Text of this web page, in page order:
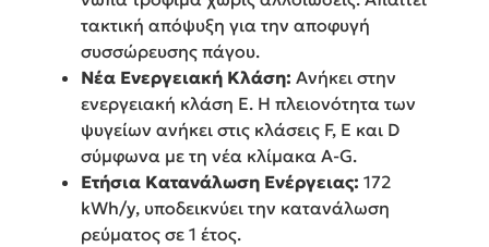
τακτική απόψυξη για την αποφυγή
συσσώρευσης πάγου.
Νέα Ενεργειακή Κλάση: Ανήκει στην
ενεργειακή κλάση E. Η πλειονότητα των
ψυγείων ανήκει στις κλάσεις F, E και D
σύμφωνα με τη νέα κλίμακα A-G.
Ετήσια Κατανάλωση Ενέργειας: 172
kWh/y, υποδεικνύει την κατανάλωση
ρεύματος σε 1 έτος.